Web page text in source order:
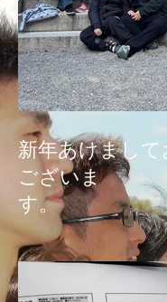
新年あけまして
ございま
す
本年もどうぞよ
い申し上げます